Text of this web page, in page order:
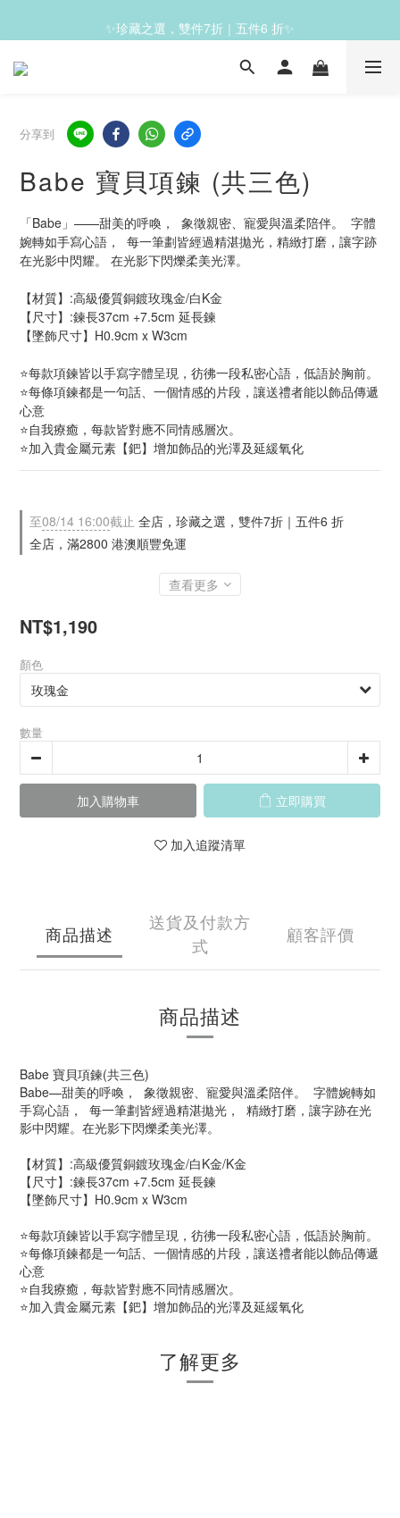
✨滿1200免運✨
✨珍藏之選，雙件7折｜五件6 折✨
分享到
Babe 寶貝項鍊 (共三色)
「Babe」——甜美的呼喚，  象徵親密、寵愛與溫柔陪伴。  字體
婉轉如手寫心語，  每一筆劃皆經過精湛拋光，精緻打磨，讓字跡
在光影中閃耀。 在光影下閃爍柔美光澤。
【材質】:高級優質銅鍍玫瑰金/白K金
【尺寸】:鍊長37cm +7.5cm 延長鍊
【墜飾尺寸】H0.9cm x W3cm
⭐每款項鍊皆以手寫字體呈現，彷彿一段私密心語，低語於胸前。
⭐每條項鍊都是一句話、一個情感的片段，讓送禮者能以飾品傳遞
心意
⭐自我療癒，每款皆對應不同情感層次。
⭐加入貴金屬元素【鈀】增加飾品的光澤及延緩氧化
至08/14 16:00截止 全店，珍藏之選，雙件7折｜五件6 折
全店，滿2800 港澳順豐免運
查看更多
NT$1,190
顏色
數量
加入購物車 立即購買
加入追蹤清單
商品描述
送貨及付款方
式
顧客評價
商品描述
Babe 寶貝項鍊(共三色)
Babe—甜美的呼喚， 象徵親密、寵愛與溫柔陪伴。 字體婉轉如
手寫心語， 每一筆劃皆經過精湛拋光， 精緻打磨，讓字跡在光
影中閃耀。在光影下閃爍柔美光澤。
【材質】:高級優質銅鍍玫瑰金/白K金/K金
【尺寸】:鍊長37cm +7.5cm 延長鍊
【墜飾尺寸】H0.9cm x W3cm
⭐每款項鍊皆以手寫字體呈現，彷彿一段私密心語，低語於胸前。
⭐每條項鍊都是一句話、一個情感的片段，讓送禮者能以飾品傳遞
心意
⭐自我療癒，每款皆對應不同情感層次。
⭐加入貴金屬元素【鈀】增加飾品的光澤及延緩氧化
了解更多